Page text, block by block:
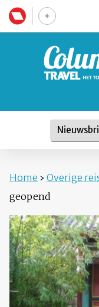
Home › Overige
geopend